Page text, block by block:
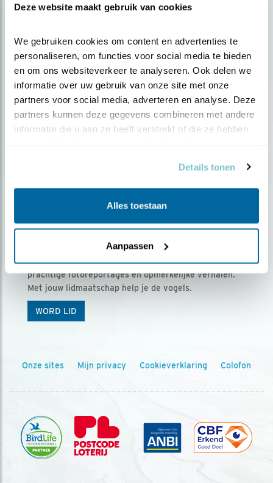
Deze website maakt gebruik van cookies
We gebruiken cookies om content en advertenties te
personaliseren, om functies voor social media te bieden
en om ons websiteverkeer te analyseren. Ook delen we
informatie over uw gebruik van onze site met onze
partners voor social media, adverteren en analyse. Deze
partners kunnen deze gegevens combineren met andere
informatie die u aan ze heeft verstrekt of die ze hebben
Details tonen
Alles toestaan
Aanpassen
Ontvang 5 x Vogels voor € 36,00 per jaar
Vogels is het tijdschrift voor onze leden, met
prachtige fotoreportages en opmerkelijke verhalen.
Met jouw lidmaatschap help je de vogels.
WORD LID
Onze sites Mijn privacy Cookieverklaring Colofon